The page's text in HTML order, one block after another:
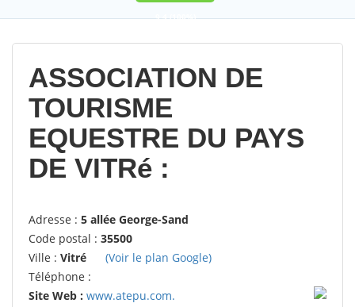
9,4(100%)
14358votes
ASSOCIATION DE
TOURISME
EQUESTRE DU PAYS
DE VITRé :
Adresse : 5 allée George-Sand
Code postal : 35500
Ville : Vitré
(Voir le plan Google)
Téléphone :
Site Web : www.atepu.com.